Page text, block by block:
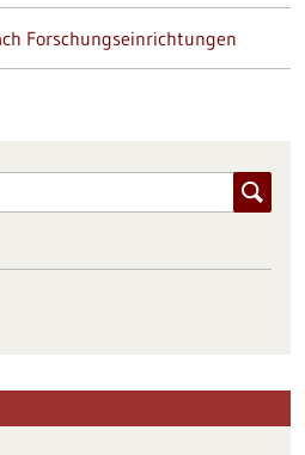
Forschungseinrichtungen